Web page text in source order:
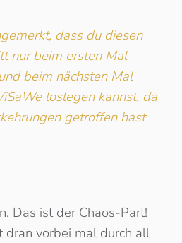
dass du diesen
nur beim ersten Mal
beim nächsten Mal
loslegen kannst, da
getroffen hast
Das ist der Chaos-Part!
dran vorbei mal durch all